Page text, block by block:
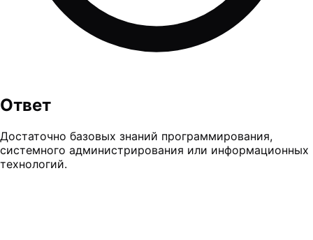
Ответ
Достаточно базовых знаний программирования,
системного администрирования или информационных
технологий.